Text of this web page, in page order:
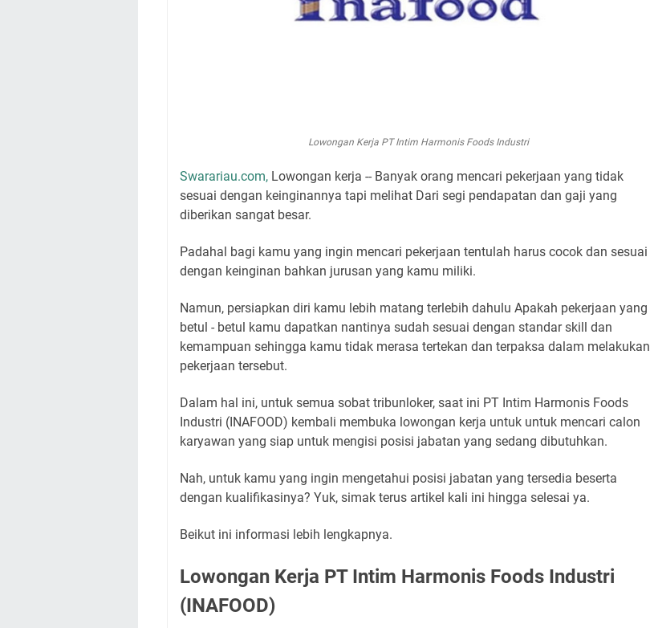
Lowongan Kerja PT Intim Harmonis Foods Industri
Swarariau.com, Lowongan kerja -- Banyak orang mencari pekerjaan yang tidak
sesuai dengan keinginannya tapi melihat Dari segi pendapatan dan gaji yang
diberikan sangat besar.
Padahal bagi kamu yang ingin mencari pekerjaan tentulah harus cocok dan sesuai
dengan keinginan bahkan jurusan yang kamu miliki.
Namun, persiapkan diri kamu lebih matang terlebih dahulu Apakah pekerjaan yang
betul - betul kamu dapatkan nantinya sudah sesuai dengan standar skill dan
kemampuan sehingga kamu tidak merasa tertekan dan terpaksa dalam melakukan
pekerjaan tersebut.
Dalam hal ini, untuk semua sobat tribunloker, saat ini PT Intim Harmonis Foods
Industri (INAFOOD) kembali membuka lowongan kerja untuk untuk mencari calon
karyawan yang siap untuk mengisi posisi jabatan yang sedang dibutuhkan.
Nah, untuk kamu yang ingin mengetahui posisi jabatan yang tersedia beserta
dengan kualifikasinya? Yuk, simak terus artikel kali ini hingga selesai ya.
Beikut ini informasi lebih lengkapnya.
Lowongan Kerja PT Intim Harmonis Foods Industri
(INAFOOD)